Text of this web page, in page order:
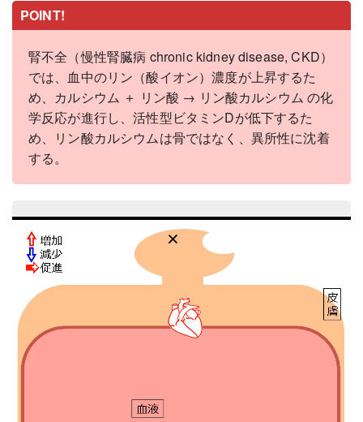
POINT!
腎不全（慢性腎臓病 chronic kidney disease, CKD）
では、血中のリン（酸イオン）濃度が上昇するた
め、カルシウム ＋ リン酸 → リン酸カルシウム の化
学反応が進行し、活性型ビタミンDが低下するた
め、リン酸カルシウムは骨ではなく、異所性に沈着
する。